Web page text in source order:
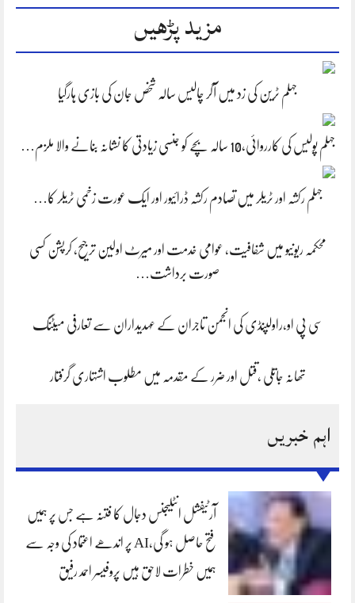
مزید پڑھیں
جہلم ٹرین کی زد میں آکر چالیس سالہ شخص جان کی بازی ہارگیا
جہلم پولیس کی کارروائی،10 سالہ بچے کو جنسی زیادتی کا نشانہ بنانے والا ملزم…
جہلم رکشہ اور ٹریلر میں تصادم رکشہ ڈرائیور اور ایک عورت زخمی ٹریلر کا…
محکمہ ریونیو میں شفافیت، عوامی خدمت اور میرٹ اولین ترجیح، کرپشن کسی
صورت برداشت…
سی پی او،راولپنڈی کی انجمن تاجران کے عہدیداران سے تعارفی میٹنگ
تھانہ جاتلی ،قتل اور ضرر کے مقدمہ میں مطلوب اشتہاری گرفتار
اہم خبریں
آرٹیفشل انٹلیجنس دجال کا فتنہ ہے جس پر ہمیں
فتح حاصل ہو گی،AI پر اندھے اعتماد کی وجہ سے
ہمیں خطرات لاحق ہیں پروفیسر احمد رفیق